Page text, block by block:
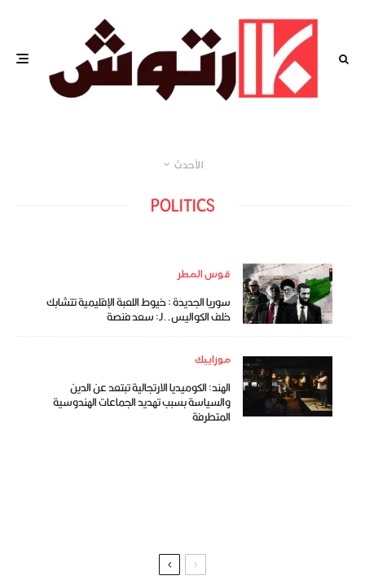
الأحدث
POLITICS
قوس المطر
سوريا الجديدة : خيوط اللعبة الإقليمية تتشابك
خلف الكواليس..لـ: سعد فنصة
موزاييك
الهند: الكوميديا الارتجالية تبتعد عن الدين
والسياسة بسبب تهديد الجماعات الهندوسية
المتطرفة